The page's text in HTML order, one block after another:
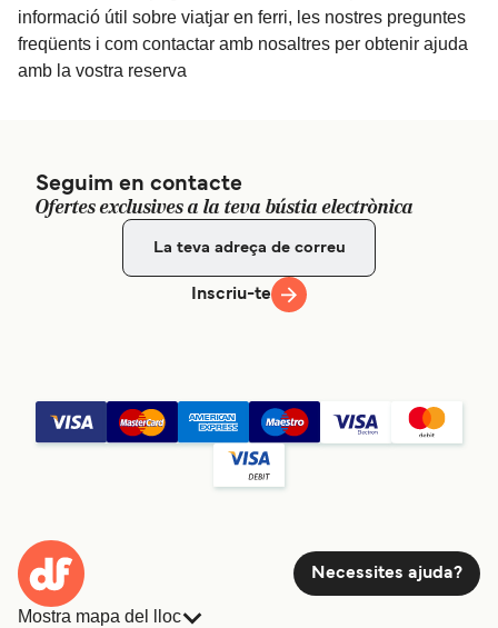
informació útil sobre viatjar en ferri, les nostres preguntes
freqüents i com contactar amb nosaltres per obtenir ajuda
amb la vostra reserva
Seguim en contacte
Ofertes exclusives a la teva bústia electrònica
Inscriu-te
Necessites ajuda?
Mostra mapa del lloc